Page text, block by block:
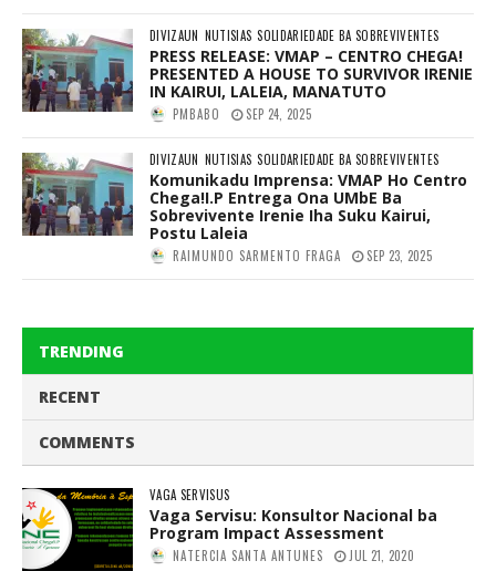
DIVIZAUN NUTISIAS SOLIDARIEDADE BA SOBREVIVENTES
PRESS RELEASE: VMAP – CENTRO CHEGA!
PRESENTED A HOUSE TO SURVIVOR IRENIE
IN KAIRUI, LALEIA, MANATUTO
PMBABO SEP 24, 2025
DIVIZAUN NUTISIAS SOLIDARIEDADE BA SOBREVIVENTES
Komunikadu Imprensa: VMAP Ho Centro
Chega!I.P Entrega Ona UMbE Ba
Sobrevivente Irenie Iha Suku Kairui,
Postu Laleia
RAIMUNDO SARMENTO FRAGA SEP 23, 2025
TRENDING
RECENT
COMMENTS
VAGA SERVISUS
Vaga Servisu: Konsultor Nacional ba
Program Impact Assessment
NATERCIA SANTA ANTUNES JUL 21, 2020